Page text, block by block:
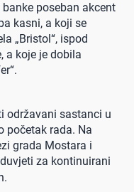
poseban akcent
kasni, a koji se
„Bristol“, ispod
a koje je dobila
održavani sastanci u
početak rada. Na
grada Mostara i
za kontinuirani